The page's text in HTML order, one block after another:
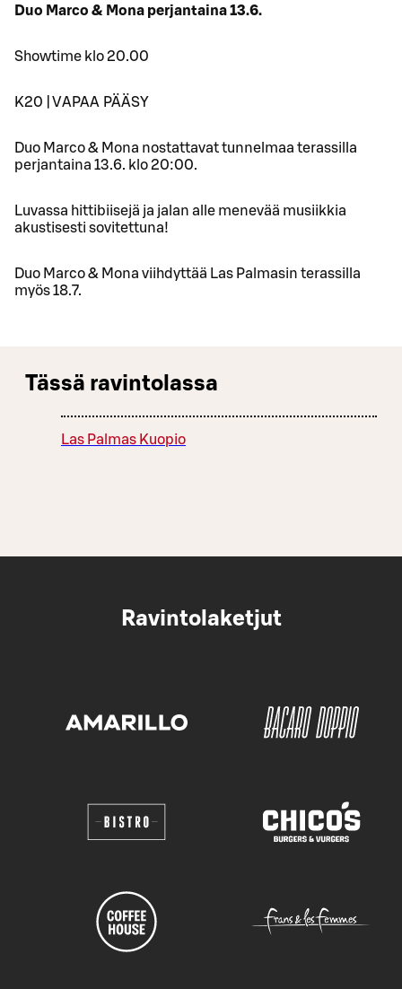
Duo Marco & Mona perjantaina 13.6.
Showtime klo 20.00
K20 | VAPAA PÄÄSY
Duo Marco & Mona nostattavat tunnelmaa terassilla
perjantaina 13.6. klo 20:00.
Luvassa hittibiisejä ja jalan alle menevää musiikkia
akustisesti sovitettuna!
Duo Marco & Mona viihdyttää Las Palmasin terassilla
myös 18.7.
Tässä ravintolassa
Las Palmas Kuopio
Ravintolaketjut